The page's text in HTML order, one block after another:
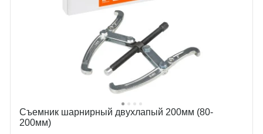
Съемник шарнирный двухлапый 200мм (80-
200мм)